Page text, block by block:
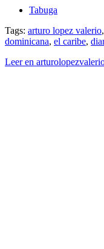
Tabuga
Tags: arturo lopez valerio,
dominicana, el caribe,
Leer en